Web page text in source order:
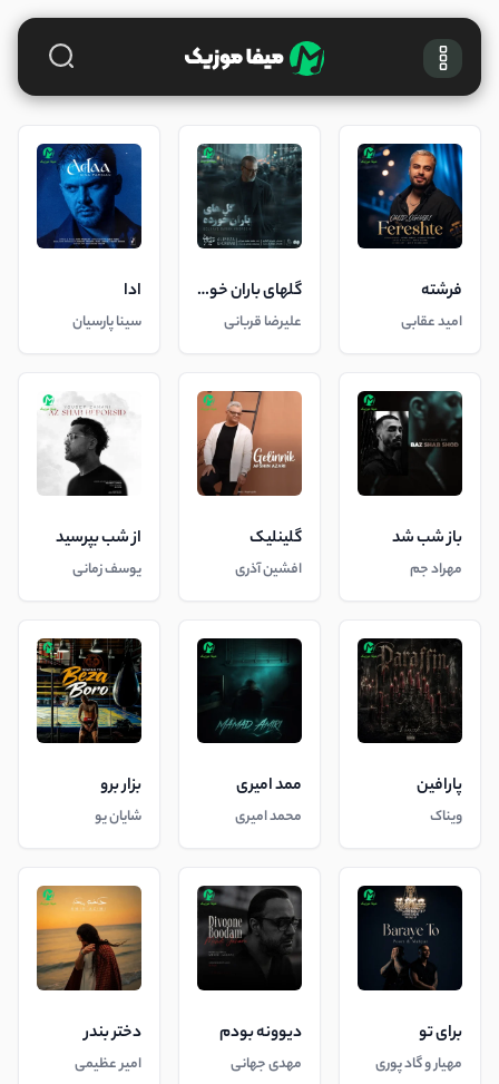
فرشته
امید عقابی
گلهای باران خورده
علیرضا قربانی
ادا
سینا پارسیان
باز شب شد
مهراد جم
گلینلیک
افشین آذری
از شب بپرسید
یوسف زمانی
پارافین
ویناک
ممد امیری
محمد امیری
بزار برو
شایان یو
برای تو
مهیار و گاد پوری
دیوونه بودم
مهدی جهانی
دختر بندر
امیر عظیمی